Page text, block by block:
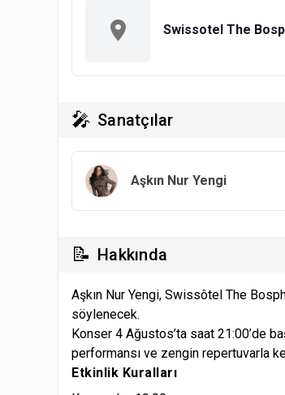
Swissotel The
🎤 Sanatçılar
Aşkın Nur Yengi
📝 Hakkında
Aşkın Nur Yengi, Swissôtel The
söylenecek.
Konser 4 Ağustos’ta saat 21:00’de
performansı ve zengin repertuvarla
Etkinlik Kuralları